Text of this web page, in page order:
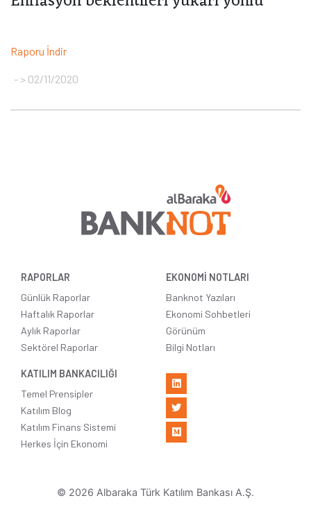
Raporu İndir
> 02/11/2020
RAPORLAR
Günlük Raporlar
Haftalık Raporlar
Aylık Raporlar
Sektörel Raporlar
EKONOMİ NOTLARI
Banknot Yazıları
Ekonomi Sohbetleri
Görünüm
Bilgi Notları
KATILIM BANKACILIĞI
Temel Prensipler
Katılım Blog
Katılım Finans Sistemi
Herkes İçin Ekonomi
© 2026 Albaraka Türk Katılım Bankası A.Ş.